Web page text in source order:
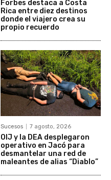
Forbes destaca a Costa
Rica entre diez destinos
donde el viajero crea su
propio recuerdo
Sucesos 7 agosto, 2026
OIJ y la DEA desplegaron
operativo en Jacó para
desmantelar una red de
maleantes de alias “Diablo”